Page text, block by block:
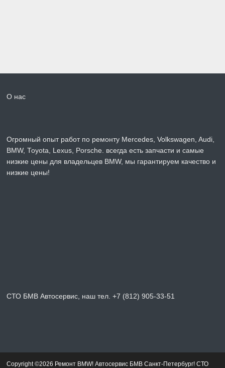
О нас
Огромный опыт работ по ремонту Mercedes, Volkswagen, Audi,
BMW, Toyota, Lexus, Porsche. всегда есть запчасти и самые
низкие цены для владельцев BMW, мы гарантируем качество и
низкие цены!
СТО БМВ Автосервис, наш тел. +7 (812) 905-33-51
Copyright ©2026 Ремонт BMW! Автосервис БМВ Санкт-Петербург! СТО